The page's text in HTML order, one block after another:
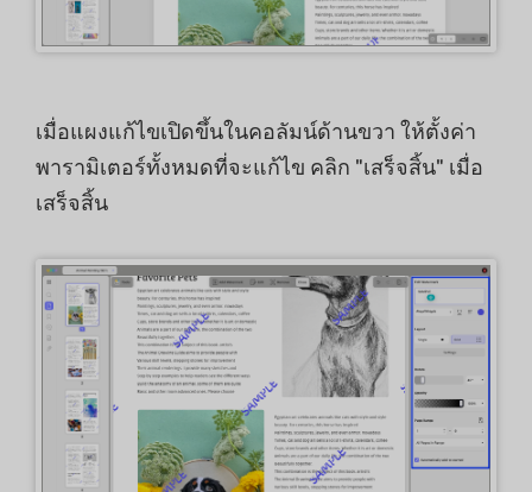
เมื่อแผงแก้ไขเปิดขึ้นในคอลัมน์ด้านขวา ให้ตั้งค่า
พารามิเตอร์ทั้งหมดที่จะแก้ไข คลิก "เสร็จสิ้น" เมื่อ
เสร็จสิ้น